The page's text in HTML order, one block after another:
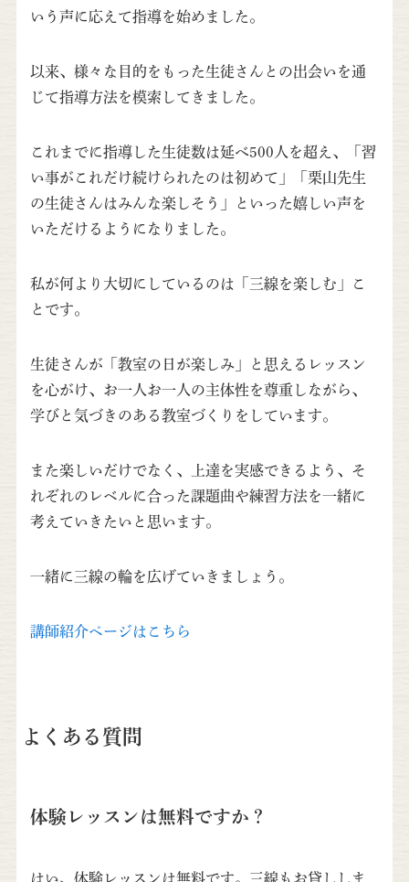
いう声に応えて指導を始めました。
以来、様々な目的をもった生徒さんとの出会いを通
じて指導方法を模索してきました。
これまでに指導した生徒数は延べ500人を超え、「習
い事がこれだけ続けられたのは初めて」「栗山先生
の生徒さんはみんな楽しそう」といった嬉しい声を
いただけるようになりました。
私が何より大切にしているのは「三線を楽しむ」こ
とです。
生徒さんが「教室の日が楽しみ」と思えるレッスン
を心がけ、お一人お一人の主体性を尊重しながら、
学びと気づきのある教室づくりをしています。
また楽しいだけでなく、上達を実感できるよう、そ
れぞれのレベルに合った課題曲や練習方法を一緒に
考えていきたいと思います。
一緒に三線の輪を広げていきましょう。
講師紹介ページはこちら
よくある質問
体験レッスンは無料ですか？
はい、体験レッスンは無料です。三線もお貸ししま